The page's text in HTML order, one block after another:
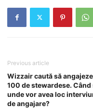
Previous article
Wizzair caută să angajeze
100 de stewardese. Când
unde vor avea loc
de angajare?